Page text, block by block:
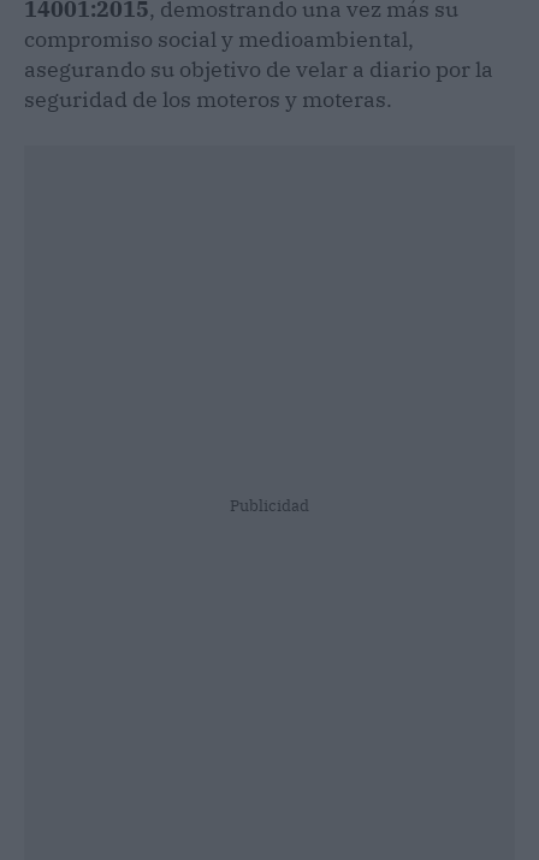
14001:2015, demostrando una vez más su
compromiso social y medioambiental,
asegurando su objetivo de velar a diario por la
seguridad de los moteros y moteras.
Publicidad